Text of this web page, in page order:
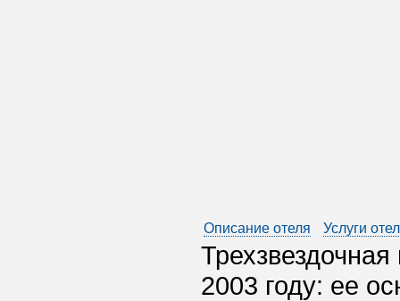
Описание отеля Услуги
2003 году: ее